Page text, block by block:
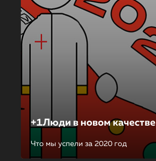
+1Люди в новом качестве
Что мы успели за 2020 год